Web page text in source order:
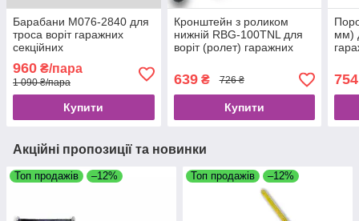
Барабани M076-2840 для
троса воріт гаражних
секційних
960 ₴/пара
1 090 ₴/пара
Купити
Кронштейн з роликом
нижній RBG-100TNL для
воріт (ролет) гаражних
639₴ 726 ₴
Купити
мм)
754
Акційні пропозиції та новинки
Топ продажів –12% Топ продажів –12%